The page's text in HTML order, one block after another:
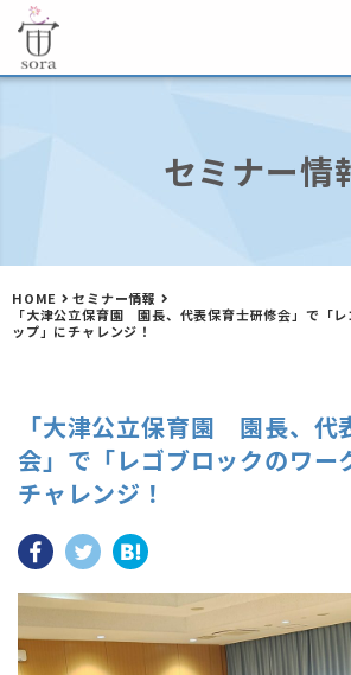
セミナー情
HOME
セミナー情報
「大津公立保育園 園長、代表保育士研修会」で「
ップ」にチャレンジ！
「大津公立保育園 園長、代
会」で「レゴブロックのワー
チャレンジ！